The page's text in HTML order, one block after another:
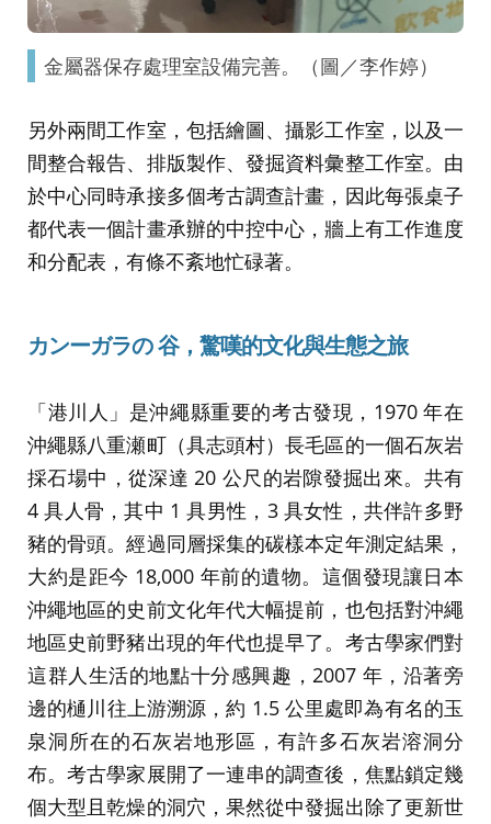
金屬器保存處理室設備完善。（圖／李作婷）
另外兩間工作室，包括繪圖、攝影工作室，以及一
間整合報告、排版製作、發掘資料彙整工作室。由
於中心同時承接多個考古調查計畫，因此每張桌子
都代表一個計畫承辦的中控中心，牆上有工作進度
和分配表，有條不紊地忙碌著。
カンーガラの 谷，驚嘆的文化與生態之旅
「港川人」是沖繩縣重要的考古發現，1970 年在
沖繩縣八重瀬町（具志頭村）長毛區的一個石灰岩
採石場中，從深達 20 公尺的岩隙發掘出來。共有
4 具人骨，其中 1 具男性，3 具女性，共伴許多野
豬的骨頭。經過同層採集的碳樣本定年測定結果，
大約是距今 18,000 年前的遺物。這個發現讓日本
沖繩地區的史前文化年代大幅提前，也包括對沖繩
地區史前野豬出現的年代也提早了。考古學家們對
這群人生活的地點十分感興趣，2007 年，沿著旁
邊的樋川往上游溯源，約 1.5 公里處即為有名的玉
泉洞所在的石灰岩地形區，有許多石灰岩溶洞分
布。考古學家展開了一連串的調查後，焦點鎖定幾
個大型且乾燥的洞穴，果然從中發掘出除了更新世